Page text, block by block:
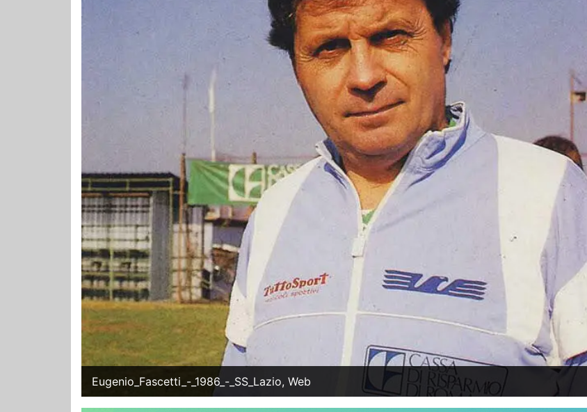
Eugenio_Fascetti_-_1986_-_SS_Lazio, Web